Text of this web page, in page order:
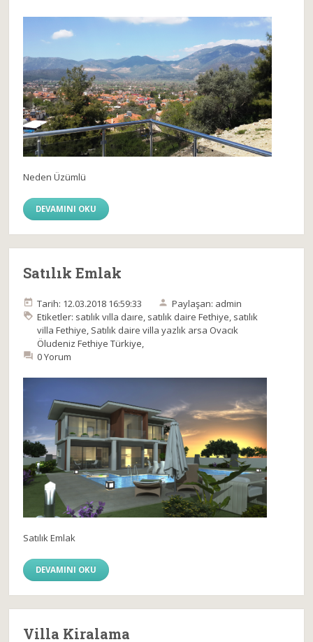
Neden Üzümlü
DEVAMINI OKU
Satılık Emlak
Tarih: 12.03.2018 16:59:33
Paylaşan: admin
Etiketler: satılık vılla daıre, satılık daire Fethiye, satılık
villa Fethiye, Satılık daire villa yazlık arsa Ovacık
Öludeniz Fethiye Türkiye,
0 Yorum
Satılık Emlak
DEVAMINI OKU
Villa Kiralama